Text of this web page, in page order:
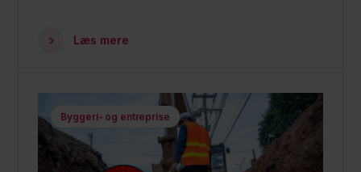
Læs mere
Byggeri- og entreprise